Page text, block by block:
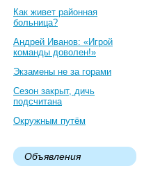
Как живет районная
больница?
Андрей Иванов: «Игрой
команды доволен!»
Экзамены не за горами
Сезон закрыт, дичь
подсчитана
Окружным путём
Объявления